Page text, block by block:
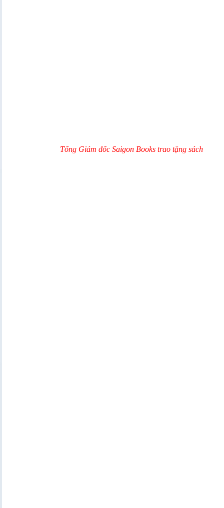
Tổng Giám đốc Saigon Books trao tặng sách